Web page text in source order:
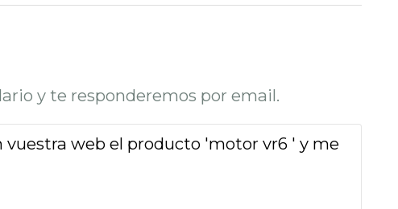
y te responderemos por email.